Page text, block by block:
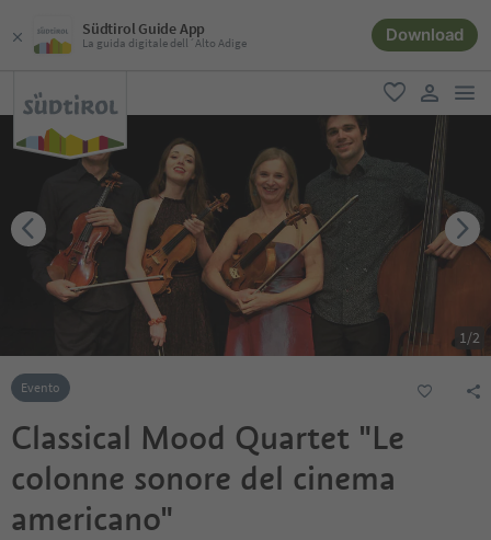
Südtirol Guide App
La guida digitale dell´Alto Adige Download
favoriti
user link
1/2
Evento
Classical Mood Quartet "Le
colonne sonore del cinema
americano"